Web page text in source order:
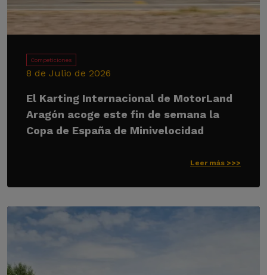
Competiciones
8 de Julio de 2026
El Karting Internacional de MotorLand
Aragón acoge este fin de semana la
Copa de España de Minivelocidad
Leer más >>>